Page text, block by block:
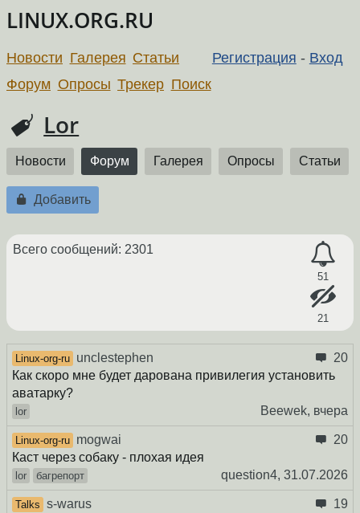
LINUX.ORG.RU
Регистрация - Вход
Новости Галерея Статьи
Форум Опросы Трекер Поиск
Lor
Новости Форум Галерея Опросы Статьи
Добавить
51
21
Всего сообщений: 2301
Linux-org-ru unclestephen
20
Как скоро мне будет дарована привилегия установить
аватарку?
lor Beewek, вчера
Linux-org-ru mogwai
20
Каст через собаку - плохая идея
lor багрепорт question4, 31.07.2026
Talks s-warus
19